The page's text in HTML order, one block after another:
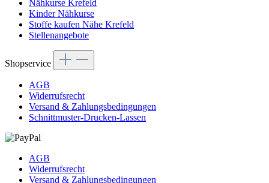
Nähkurse Krefeld
Kinder Nähkurse
Stoffe kaufen Nähe Krefeld
Stellenangebote
Shopservice
AGB
Widerrufsrecht
Versand & Zahlungsbedingungen
Schnittmuster-Drucken-Lassen
AGB
Widerrufsrecht
Versand & Zahlungsbedingungen